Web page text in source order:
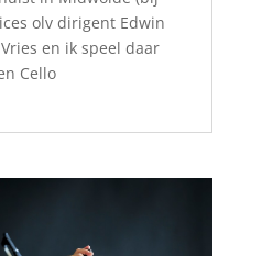
olv dirigent Edwin
en ik speel daar
Cello